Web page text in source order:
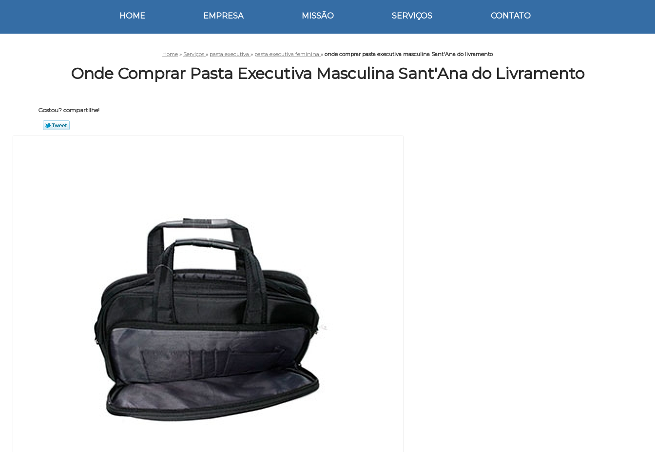
HOME EMPRESA MISSÃO SERVIÇOS CONTATO
Home » Serviços » pasta executiva » pasta executiva feminina » onde comprar pasta executiva masculina Sant'Ana do livramento
Onde Comprar Pasta Executiva Masculina Sant'Ana do Livramento
Gostou? compartilhe!